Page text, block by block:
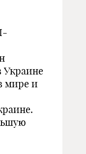
Украине
мире и